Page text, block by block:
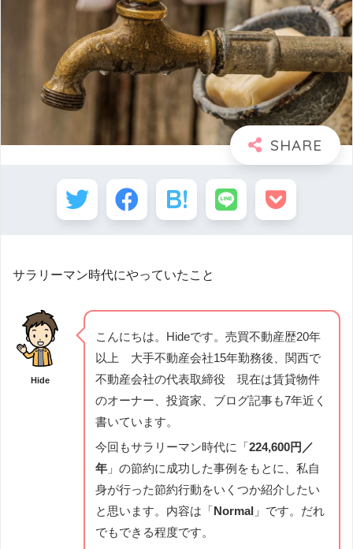
サラリーマン時代にやっていたこと
Hide
こんにちは。Hideです。売買不動産歴20年
以上 大手不動産会社15年勤務後、関西で
不動産会社の代表取締役 現在は賃貸物件
のオーナー、投資家、ブログ記事も7年近く
書いています。
今回もサラリーマン時代に「224,600円／
年 」の節約に成功した事例をもとに、私自
身が行った節約行動をいくつか紹介したい
と思います。内容は「Normal 」です。だれ
でもできる程度です。